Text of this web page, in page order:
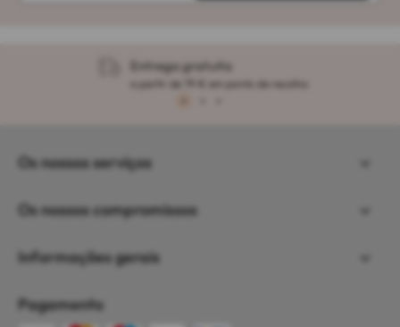
Entrega gratuita
a partir de 79 € em ponto de recolha
Os nossos serviços
Os nossos compromissos
Informações gerais
Pagamento